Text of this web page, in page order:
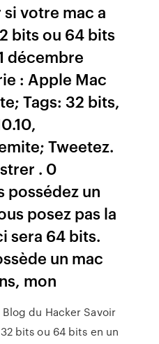
votre mac a
bits ou 64 bits
décembre
: Apple Mac
Tags: 32 bits,
Tweetez.
. 0
possédez un
posez pas la
sera 64 bits.
un mac
mon
du Hacker Savoir
bits ou 64 bits en un